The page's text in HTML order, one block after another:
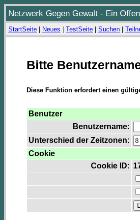
Netzwerk Gegen Gewalt - Ein
StartSeite Neues TestSeite Suchen
Bitte
Diese Funktion erfordert einen
Benutzer
Benutzername:
Unterschied der Zeitzonen:
Cookie
Cookie ID: